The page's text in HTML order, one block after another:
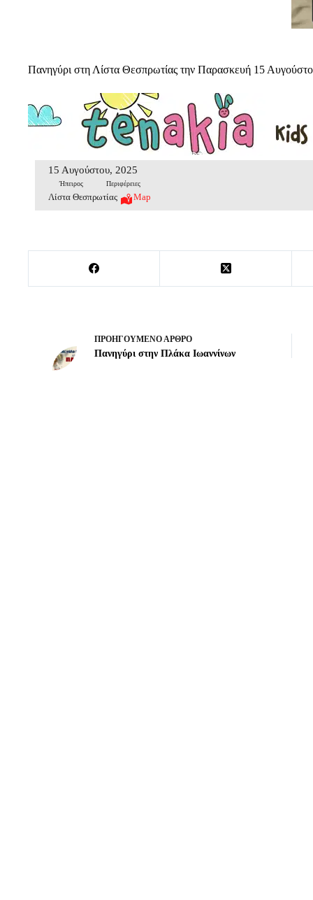
Πανηγύρι στη Λίστα Θεσπρωτίας την Παρασκευή 15
15 Αυγούστου, 2025
Ήπειρος Περιφέρειες
Λίστα Θεσπρωτίας Map
ΠΡΟΗΓΟΎΜΕΝΟΆΡΘΡΟ
Πανηγύρι στην Πλάκα Ιωαννίνων